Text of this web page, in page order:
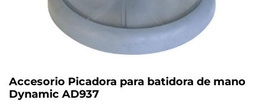
Accesorio Picadora para batidora de mano
Dynamic AD937